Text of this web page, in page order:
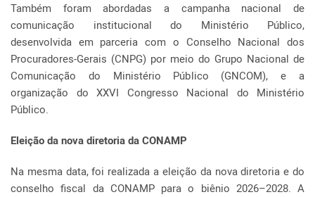
Também foram abordadas a campanha nacional de
comunicação institucional do Ministério Público,
desenvolvida em parceria com o Conselho Nacional dos
Procuradores-Gerais (CNPG) por meio do Grupo Nacional de
Comunicação do Ministério Público (GNCOM), e a
organização do XXVI Congresso Nacional do Ministério
Público.
Eleição da nova diretoria da CONAMP
Na mesma data, foi realizada a eleição da nova diretoria e do
conselho fiscal da CONAMP para o biênio 2026–2028. A